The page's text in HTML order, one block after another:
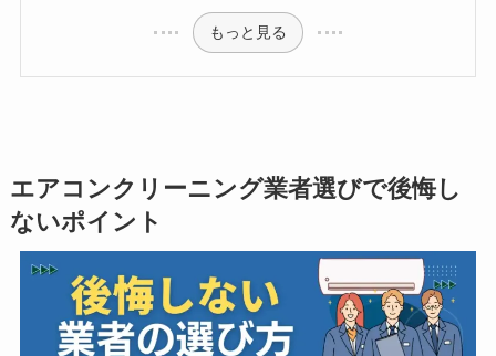
もっと見る
エアコンクリーニング業者選びで後悔し
ないポイント